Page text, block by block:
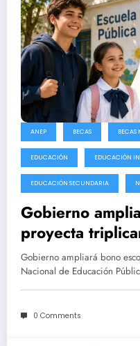
ANEP BECAS BECAS
EDUCACIÓN EDUCACIÓN
EDUCACIÓN SECUNDARIA
Gobierno
proyecta
estudiantes de
Gobierno ampliará bono
Nacional de Educación
0 Comments